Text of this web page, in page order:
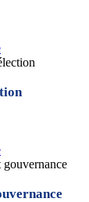
gouvernance